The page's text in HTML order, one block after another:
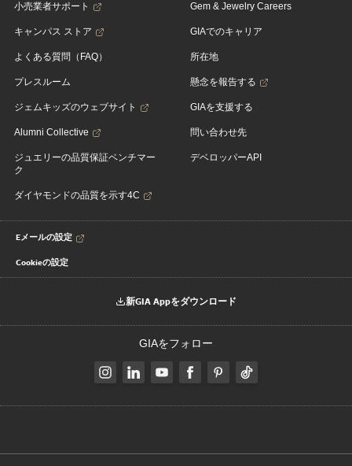
小売業者サポート
キャンパス ストア
よくある質問（FAQ）
プレスルーム
ジェムキッズのウェブサイト
Alumni Collective
ジュエリーの品質保証ベンチマー
ク
ダイヤモンドの品質を示す4C
Gem & Jewelry Careers
GIAでのキャリア
所在地
懸念を報告する
GIAを支援する
問い合わせ先
デベロッパーAPI
Eメールの設定
Cookieの設定
新GIA Appをダウンロード
GIAをフォロー